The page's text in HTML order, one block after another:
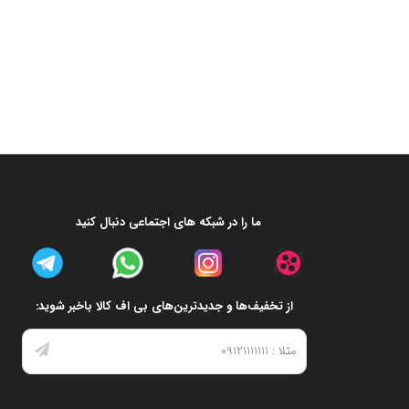
ما را در شبکه های اجتماعی دنبال کنید
از تخفیف‌ها و جدیدترین‌های بی اف کالا باخبر شوید: